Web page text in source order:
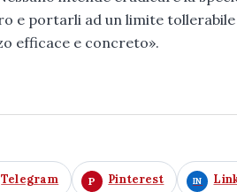
portarli ad un limite tollerabile
efficace e concreto».
Telegram Pinterest